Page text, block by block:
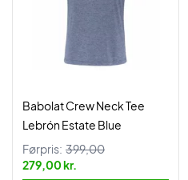
Babolat Crew Neck Tee
Lebrón Estate Blue
Førpris: 399,00
279,00 kr.